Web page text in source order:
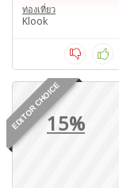
ท่องเที่ยว
Klook
EDITOR CHOICE15%